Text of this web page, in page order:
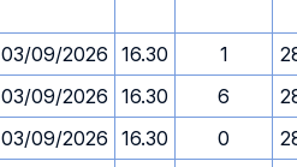
03/09/2026 16.30 1
03/09/2026 16.30 6
03/09/2026 16.30 0